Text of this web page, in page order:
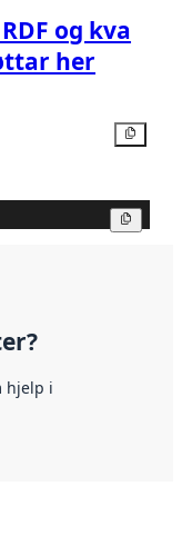
og kva
her
hjelp i